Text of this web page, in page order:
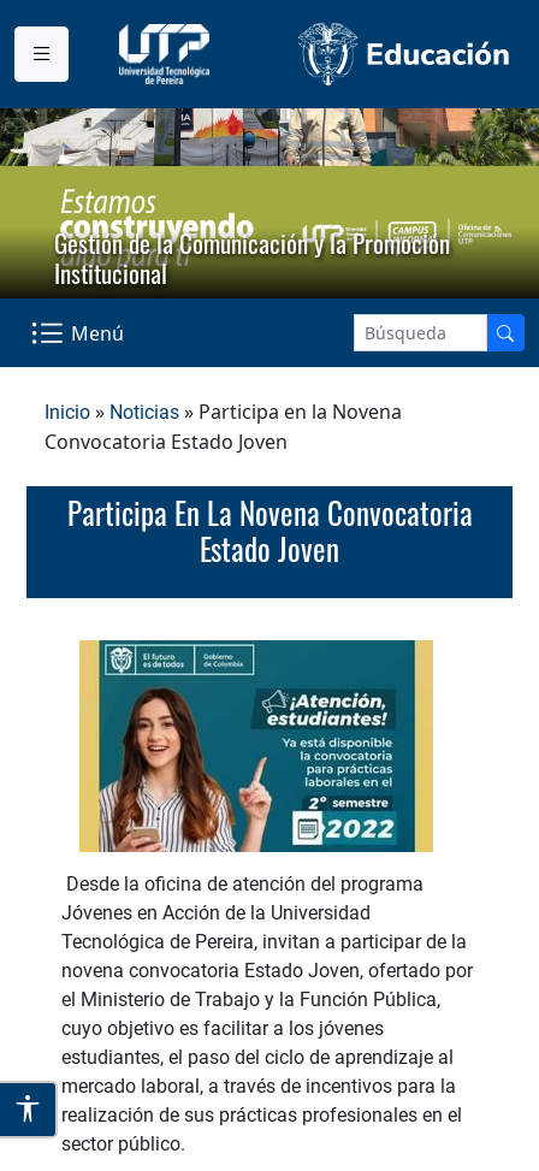
Gestión de la Comunicación y la Promoción
Institucional
Menú
Inicio » Noticias » Participa en la Novena
Convocatoria Estado Joven
Participa En La Novena Convocatoria
Estado Joven
Desde la oficina de atención del programa
Jóvenes en Acción de la Universidad
Tecnológica de Pereira, invitan a participar de la
novena convocatoria Estado Joven, ofertado por
el Ministerio de Trabajo y la Función Pública,
cuyo objetivo es facilitar a los jóvenes
estudiantes, el paso del ciclo de aprendizaje al
mercado laboral, a través de incentivos para la
realización de sus prácticas profesionales en el
sector público.